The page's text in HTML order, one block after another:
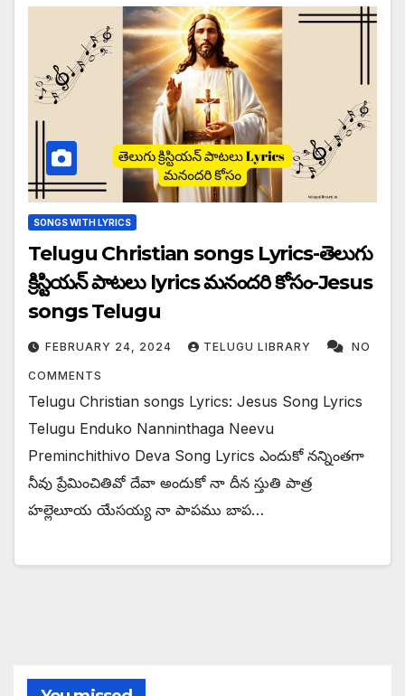
SONGS WITH LYRICS
Telugu Christian songs Lyrics-తెలుగు
క్రిస్టియన్ పాటలు lyrics మనందరి కోసం-Jesus
songs Telugu
FEBRUARY 24, 2024 TELUGU LIBRARY NO
COMMENTS
Telugu Christian songs Lyrics: Jesus Song Lyrics
Telugu Enduko Nanninthaga Neevu
Preminchithivo Deva Song Lyrics ఎందుకో నన్నింతగా
నీవు ప్రేమించితివో దేవా అందుకో నా దీన స్తుతి పాత్ర
హల్లెలూయ యేసయ్య నా పాపము బాప…